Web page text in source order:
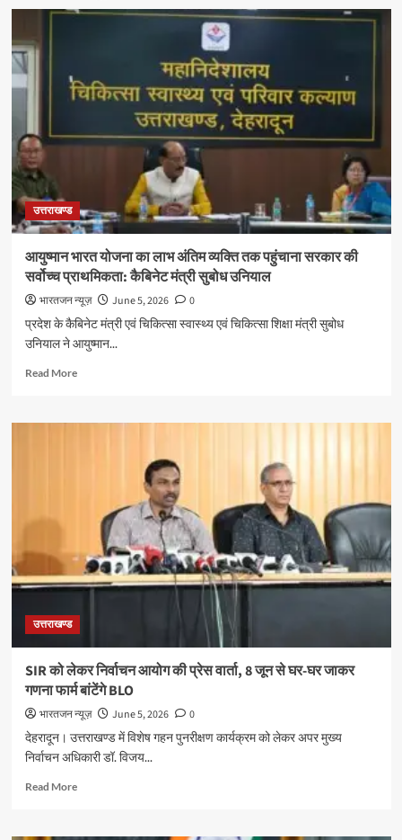
उत्तराखण्ड
आयुष्मान भारत योजना का लाभ अंतिम व्यक्ति तक पहुंचाना सरकार की
सर्वोच्च प्राथमिकता: कैबिनेट मंत्री सुबोध उनियाल
भारतजन न्यूज़ June 5, 2026
0
प्रदेश के कैबिनेट मंत्री एवं चिकित्सा स्वास्थ्य एवं चिकित्सा शिक्षा मंत्री सुबोध
उनियाल ने आयुष्मान...
Read MoreRead
आयुष्मान
पहुंचाना
सरकार
की
सुबोध
उनियाल
उत्तराखण्ड
SIR को लेकर निर्वाचन आयोग की प्रेस वार्ता, 8 जून से घर-घर जाकर
गणना फार्म बांटेंगे BLO
भारतजन न्यूज़ June 5, 2026
0
देहरादून। उत्तराखण्ड में विशेष गहन पुनरीक्षण कार्यक्रम को लेकर अपर मुख्य
निर्वाचन अधिकारी डॉ. विजय...
Read MoreRead
SIR